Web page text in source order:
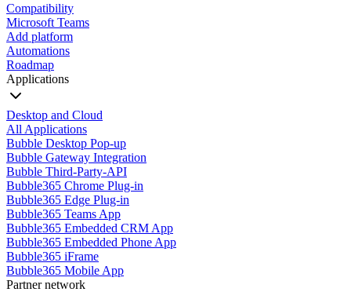
Compatibility
Microsoft Teams
Add platform
Automations
Roadmap
Applications
Desktop and Cloud
All Applications
Bubble Desktop Pop-up
Bubble Gateway Integration
Bubble Third-Party-API
Bubble365 Chrome Plug-in
Bubble365 Edge Plug-in
Bubble365 Teams App
Bubble365 Embedded CRM App
Bubble365 Embedded Phone App
Bubble365 iFrame
Bubble365 Mobile App
Partner network